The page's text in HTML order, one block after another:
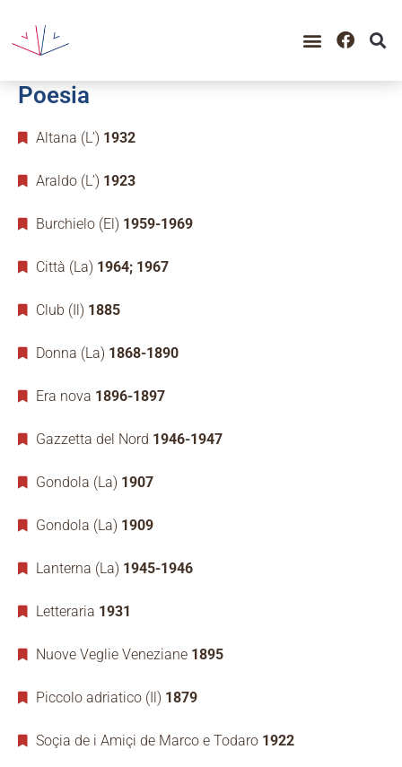
Poesia
Altana (L’) 1932
Araldo (L’) 1923
Burchielo (El) 1959-1969
Città (La) 1964; 1967
Club (Il) 1885
Donna (La) 1868-1890
Era nova 1896-1897
Gazzetta del Nord 1946-1947
Gondola (La) 1907
Gondola (La) 1909
Lanterna (La) 1945-1946
Letteraria 1931
Nuove Veglie Veneziane 1895
Piccolo adriatico (Il) 1879
Soçia de i Amiçi de Marco e Todaro 1922